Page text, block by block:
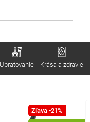
Upratovanie Krása a zdravie
Zľava -21%